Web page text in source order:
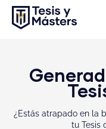
¿Estás atrapado en la
tu Tesis